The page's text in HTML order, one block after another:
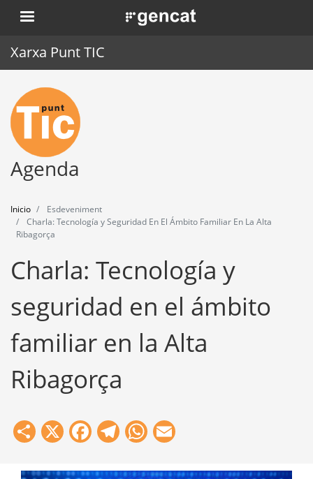
Pasar
al
. Obre en una nova finestra.
Xarxa Punt TIC
Inicio
Punt TIC
Actualidad
Formación
Agenda
Inicio
Esdeveniment
Charla: Tecnología y Seguridad En El Ámbito Familiar En La Alta
Ribagorça
Charla: Tecnología y
seguridad en el ámbito
familiar en la Alta
Ribagorça
Share
X Facebook
Telegram
WhatsApp